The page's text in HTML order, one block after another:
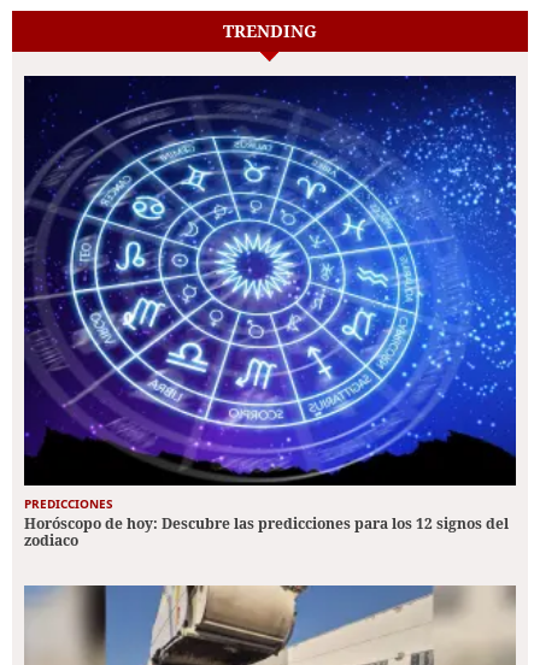
TRENDING
PREDICCIONES
Horóscopo de hoy: Descubre las predicciones para los 12 signos del
zodiaco